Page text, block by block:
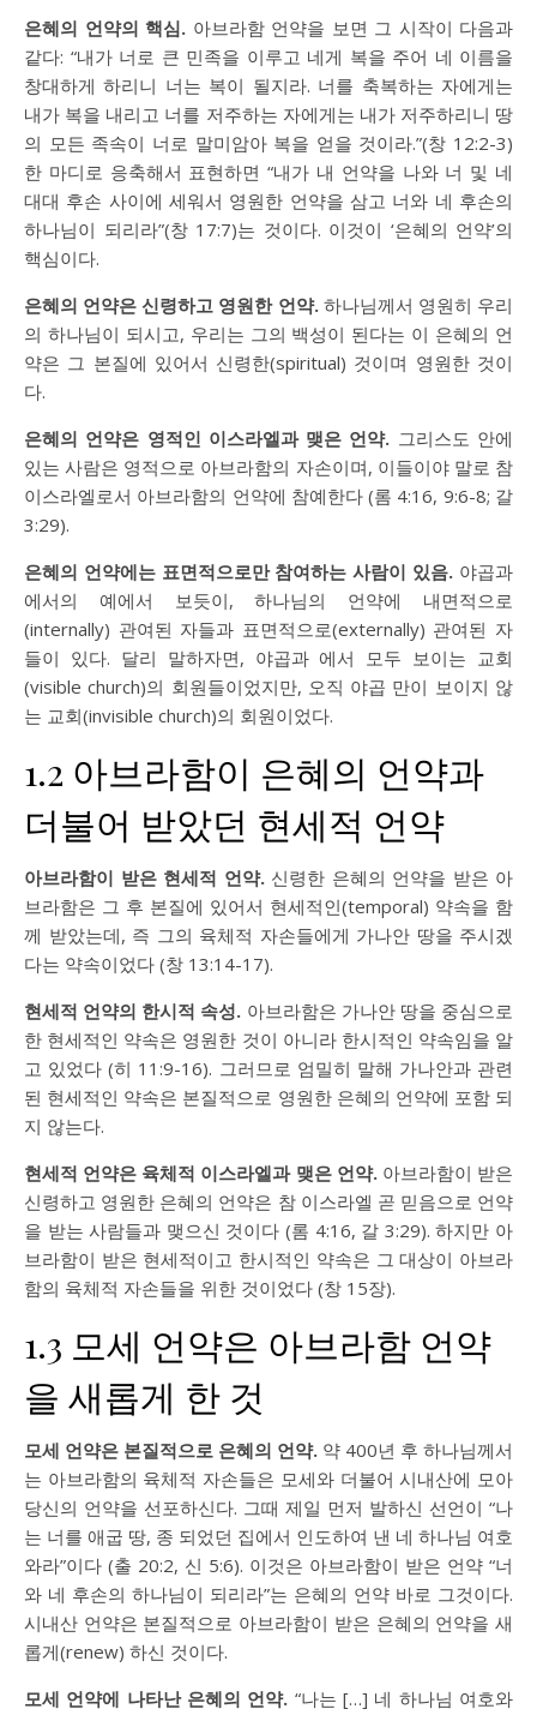
은혜의 언약의 핵심. 아브라함 언약을 보면 그 시작이 다음과
같다: “내가 너로 큰 민족을 이루고 네게 복을 주어 네 이름을
창대하게 하리니 너는 복이 될지라. 너를 축복하는 자에게는
내가 복을 내리고 너를 저주하는 자에게는 내가 저주하리니 땅
의 모든 족속이 너로 말미암아 복을 얻을 것이라.”(창 12:2-3)
한 마디로 응축해서 표현하면 “내가 내 언약을 나와 너 및 네
대대 후손 사이에 세워서 영원한 언약을 삼고 너와 네 후손의
하나님이 되리라”(창 17:7)는 것이다. 이것이 ‘은혜의 언약’의
핵심이다.
은혜의 언약은 신령하고 영원한 언약.하나님께서 영원히 우리
의 하나님이 되시고, 우리는 그의 백성이 된다는 이 은혜의 언
약은 그 본질에 있어서 신령한(spiritual) 것이며 영원한 것이
다.
은혜의 언약은 영적인 이스라엘과 맺은 언약. 그리스도 안에
있는 사람은 영적으로 아브라함의 자손이며, 이들이야 말로 참
이스라엘로서 아브라함의 언약에 참예한다 (롬 4:16, 9:6-8; 갈
3:29).
은혜의 언약에는 표면적으로만 참여하는 사람이 있음. 야곱과
에서의 예에서 보듯이, 하나님의 언약에 내면적으로
(internally) 관여된 자들과 표면적으로(externally) 관여된 자
들이 있다. 달리 말하자면, 야곱과 에서 모두 보이는 교회
(visible church)의 회원들이었지만, 오직 야곱 만이 보이지 않
는 교회(invisible church)의 회원이었다.
1.2 아브라함이 은혜의 언약과
더불어 받았던 현세적 언약
아브라함이 받은 현세적 언약.신령한 은혜의 언약을 받은 아
브라함은 그 후 본질에 있어서 현세적인(temporal) 약속을 함
께 받았는데, 즉 그의 육체적 자손들에게 가나안 땅을 주시겠
다는 약속이었다 (창 13:14-17).
현세적 언약의 한시적 속성. 아브라함은 가나안 땅을 중심으로
한 현세적인 약속은 영원한 것이 아니라 한시적인 약속임을 알
고 있었다 (히 11:9-16). 그러므로 엄밀히 말해 가나안과 관련
된 현세적인 약속은 본질적으로 영원한 은혜의 언약에 포함 되
지 않는다.
현세적 언약은 육체적 이스라엘과 맺은 언약.아브라함이 받은
신령하고 영원한 은혜의 언약은 참 이스라엘 곧 믿음으로 언약
을 받는 사람들과 맺으신 것이다 (롬 4:16, 갈 3:29). 하지만 아
브라함이 받은 현세적이고 한시적인 약속은 그 대상이 아브라
함의 육체적 자손들을 위한 것이었다 (창 15장).
1.3 모세 언약은 아브라함 언약
을 새롭게 한 것
모세 언약은 본질적으로 은혜의 언약. 약 400년 후 하나님께서
는 아브라함의 육체적 자손들은 모세와 더불어 시내산에 모아
당신의 언약을 선포하신다. 그때 제일 먼저 발하신 선언이 “나
는 너를 애굽 땅, 종 되었던 집에서 인도하여 낸 네 하나님 여호
와라”이다 (출 20:2, 신 5:6). 이것은 아브라함이 받은 언약 “너
와 네 후손의 하나님이 되리라”는 은혜의 언약 바로 그것이다.
시내산 언약은 본질적으로 아브라함이 받은 은혜의 언약을 새
롭게(renew) 하신 것이다.
모세 언약에 나타난 은혜의 언약. “나는 […] 네 하나님 여호와